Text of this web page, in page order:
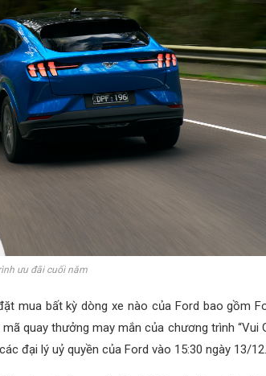
ưu đãi cuối năm
mua bất kỳ dòng xe nào của Ford bao gồm
quay thưởng may mắn của chương trình “Vui
đại lý uỷ quyền của Ford vào 15:30 ngày 13/12.